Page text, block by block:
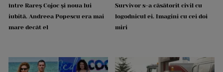
între Rareș Cojoc și noua lui
iubită. Andreea Popescu era mai
mare decât el
Survivor s-a căsătorit civil cu
logodnicul ei. Imagini cu cei doi
miri